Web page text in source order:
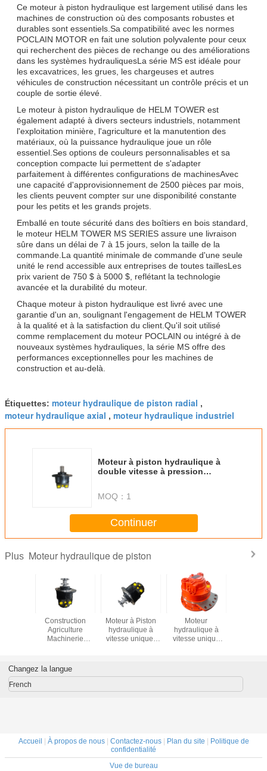
Ce moteur à piston hydraulique est largement utilisé dans les
machines de construction où des composants robustes et
durables sont essentiels.Sa compatibilité avec les normes
POCLAIN MOTOR en fait une solution polyvalente pour ceux
qui recherchent des pièces de rechange ou des améliorations
dans les systèmes hydrauliquesLa série MS est idéale pour
les excavatrices, les grues, les chargeuses et autres
véhicules de construction nécessitant un contrôle précis et un
couple de sortie élevé.
Le moteur à piston hydraulique de HELM TOWER est
également adapté à divers secteurs industriels, notamment
l'exploitation minière, l'agriculture et la manutention des
matériaux, où la puissance hydraulique joue un rôle
essentiel.Ses options de couleurs personnalisables et sa
conception compacte lui permettent de s'adapter
parfaitement à différentes configurations de machinesAvec
une capacité d'approvisionnement de 2500 pièces par mois,
les clients peuvent compter sur une disponibilité constante
pour les petits et les grands projets.
Emballé en toute sécurité dans des boîtiers en bois standard,
le moteur HELM TOWER MS SERIES assure une livraison
sûre dans un délai de 7 à 15 jours, selon la taille de la
commande.La quantité minimale de commande d'une seule
unité le rend accessible aux entreprises de toutes taillesLes
prix varient de 750 $ à 5000 $, reflétant la technologie
avancée et la durabilité du moteur.
Chaque moteur à piston hydraulique est livré avec une
garantie d'un an, soulignant l'engagement de HELM TOWER
à la qualité et à la satisfaction du client.Qu'il soit utilisé
comme remplacement du moteur POCLAIN ou intégré à de
nouveaux systèmes hydrauliques, la série MS offre des
performances exceptionnelles pour les machines de
construction et au-delà.
Étiquettes: moteur hydraulique de piston radial ,
moteur hydraulique axial , moteur hydraulique industriel
Moteur à piston hydraulique à
double vitesse à pression
Prise en charge de diverses
MOQ： 1
Continuer
Plus Moteur hydraulique de piston
de
de
charge
Construction
Agriculture
Machinerie
personnalisée
Moteur
Adapté aux
Moteur à Piston
hydraulique à
vitesse unique,
Construction
équipement de
Moteur
hydraulique à
vitesse unique
applications
aux machines
Changez la langue
French
Accueil | À propos de nous| Contactez-nous| Plan du site | Politique de
confidentialité
Vue de bureau